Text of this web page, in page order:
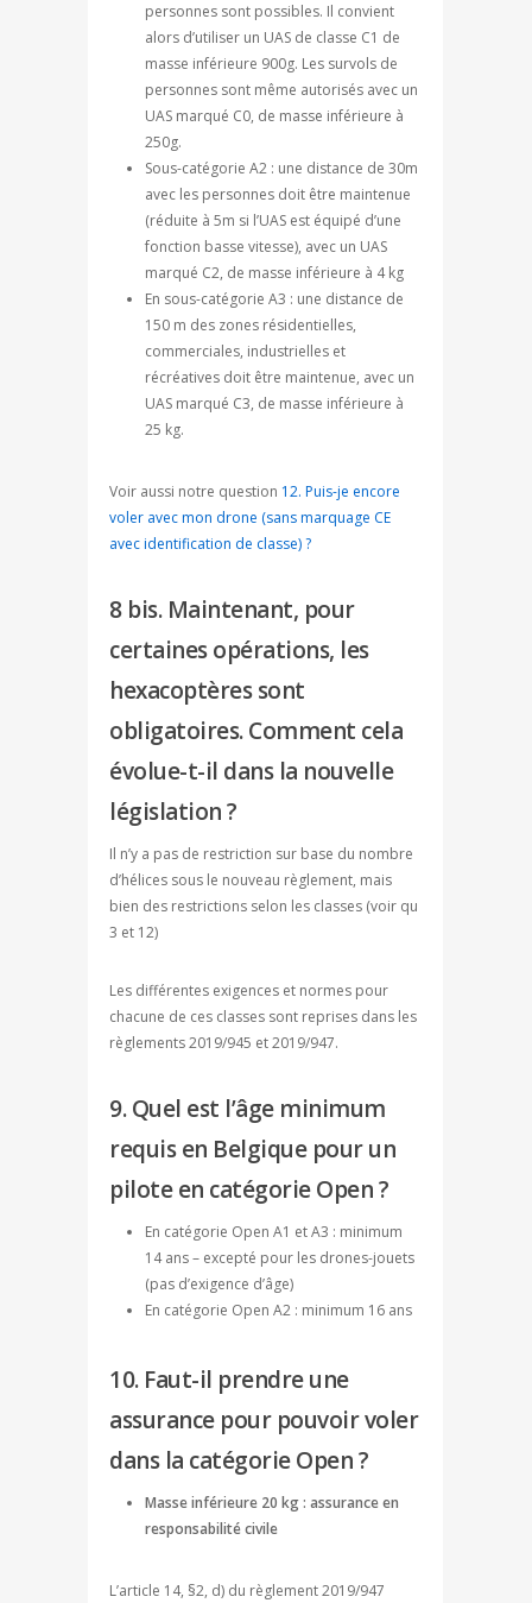
personnes sont possibles. Il convient
alors d’utiliser un UAS de classe C1 de
masse inférieure 900g. Les survols de
personnes sont même autorisés avec un
UAS marqué C0, de masse inférieure à
250g.
Sous-catégorie A2 : une distance de 30m
avec les personnes doit être maintenue
(réduite à 5m si l’UAS est équipé d’une
fonction basse vitesse), avec un UAS
marqué C2, de masse inférieure à 4 kg
En sous-catégorie A3 : une distance de
150 m des zones résidentielles,
commerciales, industrielles et
récréatives doit être maintenue, avec un
UAS marqué C3, de masse inférieure à
25 kg.
Voir aussi notre question 12. Puis-je encore
voler avec mon drone (sans marquage CE
avec identification de classe) ?
8 bis. Maintenant, pour
certaines opérations, les
hexacoptères sont
obligatoires. Comment cela
évolue-t-il dans la nouvelle
législation ?
Il n’y a pas de restriction sur base du nombre
d’hélices sous le nouveau règlement, mais
bien des restrictions selon les classes (voir qu
3 et 12)
Les différentes exigences et normes pour
chacune de ces classes sont reprises dans les
règlements 2019/945 et 2019/947.
9. Quel est l’âge minimum
requis en Belgique pour un
pilote en catégorie Open ?
En catégorie Open A1 et A3 : minimum
14 ans – excepté pour les drones-jouets
(pas d’exigence d’âge)
En catégorie Open A2 : minimum 16 ans
10. Faut-il prendre une
assurance pour pouvoir voler
dans la catégorie Open ?
Masse inférieure 20 kg : assurance en
responsabilité civile
L’article 14, §2, d) du règlement 2019/947